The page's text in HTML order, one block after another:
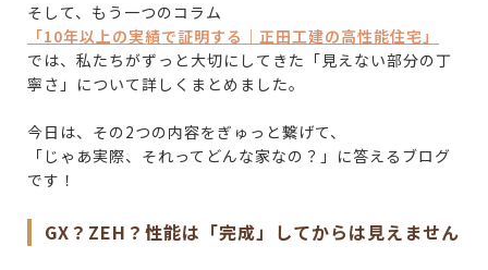
そして、もう一つのコラム
「10年以上の実績で証明する｜正田工建の高性能住宅」
では、私たちがずっと大切にしてきた「見えない部分の丁
寧さ」について詳しくまとめました。
今日は、その2つの内容をぎゅっと繋げて、
「じゃあ実際、それってどんな家なの？」に答えるブログ
です！
GX？ZEH？性能は「完成」してからは見えません